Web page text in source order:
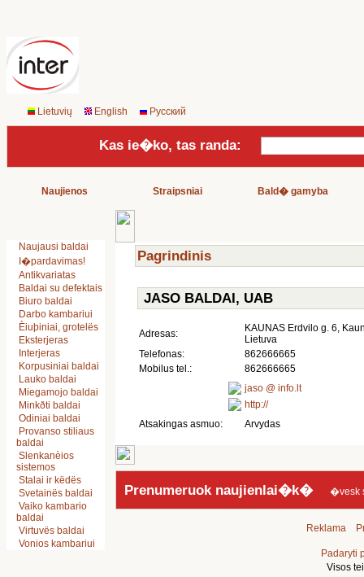
Lietuvių English Русский
Kas ie�ko, tas randa:
Naujienos Straipsniai Bald� gamyba
Naujausi baldai
I�pardavimas!
Antikvariatas
Baldai su defektais
Biuro baldai
Darbo kambariui
Èiuþiniai, grotelës
Eksterjeras
Interjeras
Korpusiniai baldai
Lauko baldai
Miegamojo baldai
Minkðti baldai
Odiniai baldai
Provanso stiliaus
baldai
Slenkanèios
sistemos
Stalai ir këdës
Svetainës baldai
Vaiko kambario
baldai
Virtuvës baldai
Vonios kambariui
Pagrindinis
JASO BALDAI, UAB
Adresas:
KAUNAS Erdvilo g. 6,
Lietuva
Telefonas:
862666665
Mobilus tel.:
862666665
jaso @ info.lt
http://
Atsakingas asmuo:
Arvydas
Prenumeruok naujienlai�k��vesk
Reklama
Padaryti
Visos